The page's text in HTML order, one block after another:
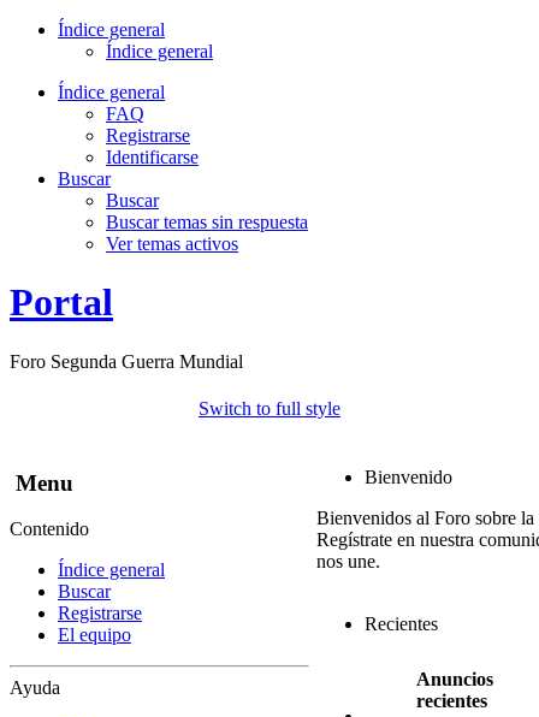
Índice general
Índice general
Índice general
FAQ
Registrarse
Identificarse
Buscar
Buscar
Buscar temas sin respuesta
Ver temas activos
Portal
Foro Segunda Guerra Mundial
Switch to full style
Menu
Contenido
Índice general
Buscar
Registrarse
El equipo
Ayuda
Bienvenido
Bienvenidos al Foro sobre
Regístrate en nuestra
nos une.
Recientes
Anuncios
recientes